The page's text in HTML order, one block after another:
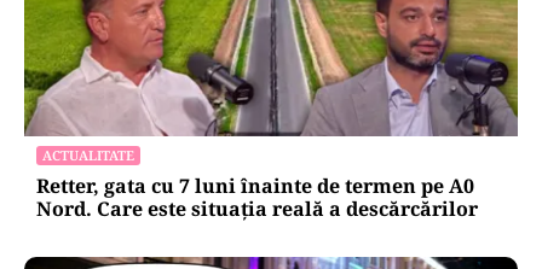
ACTUALITATE
Retter, gata cu 7 luni înainte de termen pe A0
Nord. Care este situația reală a descărcărilor